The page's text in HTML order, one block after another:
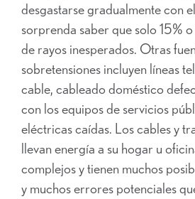
desgastarse gradualmente con
sorprenda saber que solo 15%
de rayos inesperados. Otras
sobretensiones incluyen líneas
cable, cableado doméstico
con los equipos de servicios
eléctricas caídas. Los cables y
llevan energía a su hogar u
complejos y tienen muchos
y muchos errores potenciales